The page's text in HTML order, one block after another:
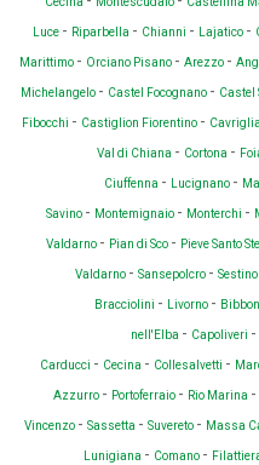
Luce - Riparbella - Chianni - Lajatico -
Marittimo - Orciano Pisano - Arezzo -
Michelangelo - Castel Focognano - Castel
Fibocchi - Castiglion Fiorentino - Cavriglia
Val di Chiana - Cortona -
Ciuffenna - Lucignano -
Savino - Montemignaio - Monterchi -
Valdarno - Pian di Sco - Pieve Santo
Valdarno - Sansepolcro - Sestino
Bracciolini - Livorno -
nell'Elba - Capoliveri -
Carducci - Cecina - Collesalvetti -
Azzurro - Portoferraio - Rio Marina -
Vincenzo - Sassetta - Suvereto - Massa
Lunigiana - Comano -